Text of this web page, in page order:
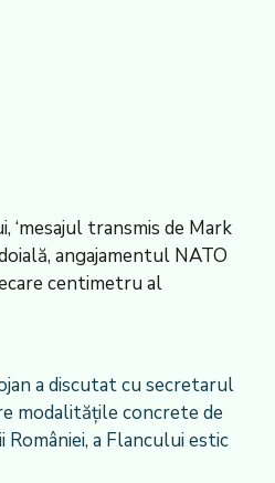
transmis de Mark
angajamentul NATO
centimetru al
a discutat cu secretarul
modalitățile concrete de
a Flancului estic